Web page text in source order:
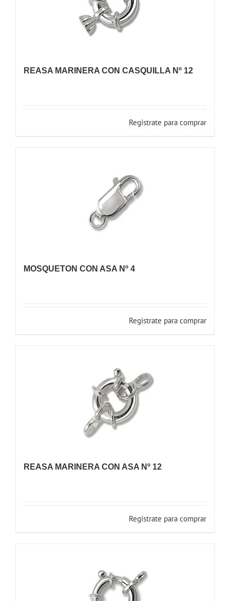
REASA MARINERA CON CASQUILLA Nº 12
Registrate para comprar
MOSQUETON CON ASA Nº 4
Registrate para comprar
REASA MARINERA CON ASA Nº 12
Registrate para comprar